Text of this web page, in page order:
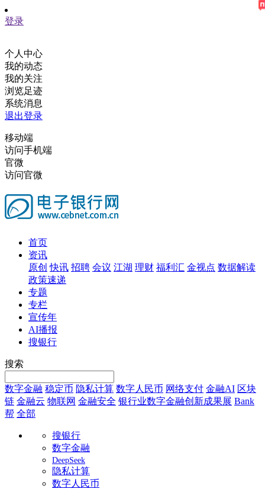
登录
个人中心
我的动态
我的关注
浏览足迹
系统消息
退出登录
移动端
访问手机端
官微
访问官微
首页
资讯
原创 快讯 招聘 会议 江湖 理财 福利汇 金视点 数据解读
政策速递
专题
专栏
宣传年
AI播报
搜银行
搜索
数字金融 稳定币 隐私计算 数字人民币 网络支付 金融AI 区块
链 金融云 物联网 金融安全 银行业数字金融创新成果展 Bank
帮 全部
搜银行
数字金融
DeepSeek
隐私计算
数字人民币